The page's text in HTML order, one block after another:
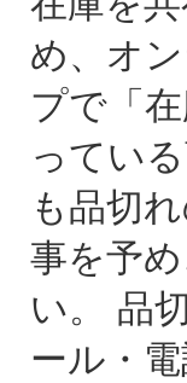
め、オ
プで「
ってい
も品切
事を予
い。 品
ール・